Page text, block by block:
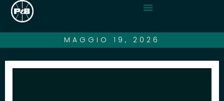
MAGGIO 19, 2026